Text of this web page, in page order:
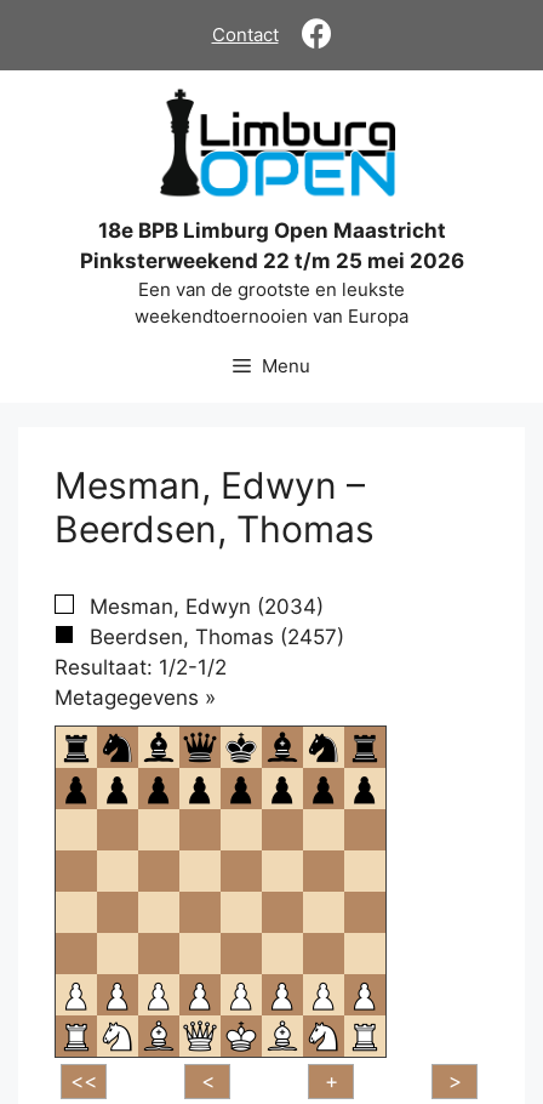
de
Contact
18e BPB Limburg Open Maastricht
Pinksterweekend 22 t/m 25 mei 2026
Een van de grootste en leukste
weekendtoernooien van Europa
Menu
Mesman, Edwyn –
Beerdsen, Thomas
Mesman, Edwyn (2034)
Beerdsen, Thomas (2457)
Resultaat: 1/2-1/2
Metagegevens »
om
te
openen.